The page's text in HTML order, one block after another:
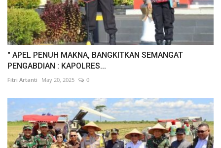
" APEL PENUH MAKNA, BANGKITKAN SEMANGAT
PENGABDIAN : KAPOLRES...
Fitri Artanti May 20, 2025 0